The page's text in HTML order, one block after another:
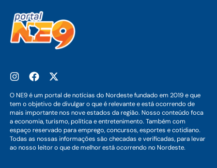
O NE9 é um portal de notícias do Nordeste fundado em 2019 e que
tem o objetivo de divulgar o que é relevante e está ocorrendo de
mais importante nos nove estados da região. Nosso conteúdo foca
a economia, turismo, política e entretenimento. Também com
espaço reservado para emprego, concursos, esportes e cotidiano.
Todas as nossas informações são checadas e verificadas, para levar
ao nosso leitor o que de melhor está ocorrendo no Nordeste.